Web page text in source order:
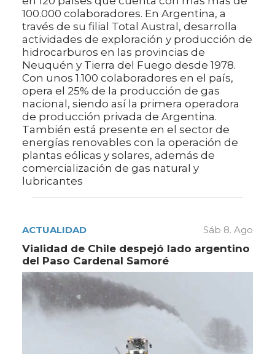
100.000 colaboradores. En Argentina, a
través de su filial Total Austral, desarrolla
actividades de exploración y producción de
hidrocarburos en las provincias de
Neuquén y Tierra del Fuego desde 1978.
Con unos 1.100 colaboradores en el país,
opera el 25% de la producción de gas
nacional, siendo así la primera operadora
de producción privada de Argentina.
También está presente en el sector de
energías renovables con la operación de
plantas eólicas y solares, además de
comercialización de gas natural y
lubricantes
ACTUALIDAD Sáb 8. Ago
Vialidad de Chile despejó lado argentino
del Paso Cardenal Samoré